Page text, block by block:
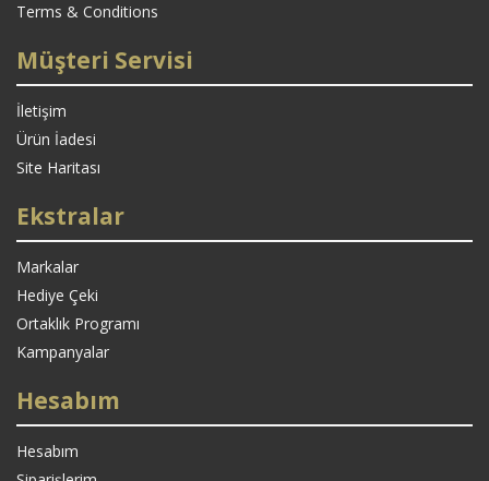
Terms & Conditions
Müşteri Servisi
İletişim
Ürün İadesi
Site Haritası
Ekstralar
Markalar
Hediye Çeki
Ortaklık Programı
Kampanyalar
Hesabım
Hesabım